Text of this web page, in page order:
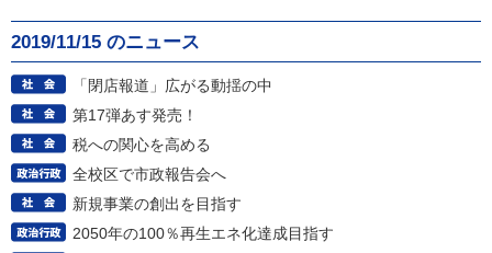
2019/11/15 のニュース
「閉店報道」広がる動揺の中
第17弾あす発売！
税への関心を高める
全校区で市政報告会へ
新規事業の創出を目指す
2050年の100％再生エネ化達成目指す